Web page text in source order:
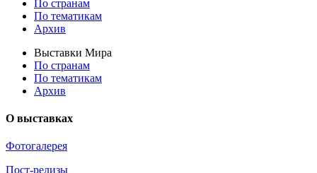
По странам
По тематикам
Архив
Выставки Мира
По странам
По тематикам
Архив
О выставках
Фотогалерея
Пост-релизы